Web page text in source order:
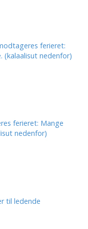
ferieret:
(kalaalisut nedenfor)
ferieret: Mange
nedenfor)
til ledende